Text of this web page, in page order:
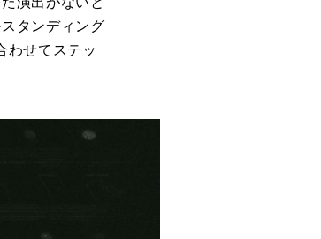
タンディング
わせてステッ